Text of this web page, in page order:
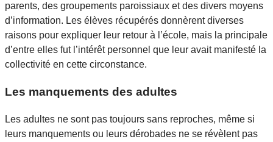
parents, des groupements paroissiaux et des divers moyens
d’information. Les élèves récupérés donnèrent diverses
raisons pour expliquer leur retour à l’école, mais la principale
d’entre elles fut l’intérêt personnel que leur avait manifesté la
collectivité en cette circonstance.
Les manquements des adultes
Les adultes ne sont pas toujours sans reproches, même si
leurs manquements ou leurs dérobades ne se révèlent pas